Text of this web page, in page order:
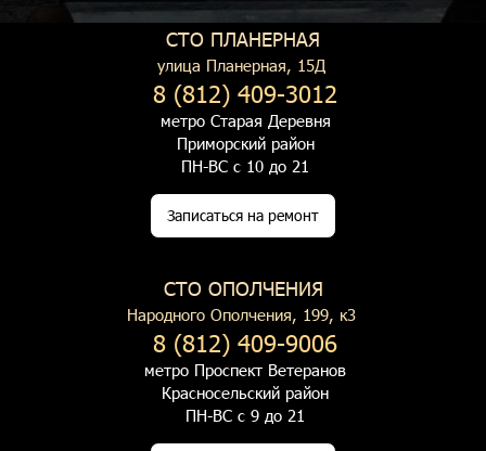
СТО ПЛАНЕРНАЯ
улица Планерная, 15Д
8 (812) 409-3012
метро Старая Деревня
Приморский район
ПН-ВС с 10 до 21
Записаться на ремонт
СТО ОПОЛЧЕНИЯ
Народного Ополчения, 199, к3
8 (812) 409-9006
метро Проспект Ветеранов
Красносельский район
ПН-ВС с 9 до 21